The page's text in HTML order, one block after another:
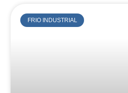
FRIO INDUSTRIAL